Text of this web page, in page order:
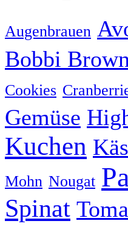
Augenbrauen
Bobbi Brown
Cookies
Gemüse
Kuchen
Mohn Nougat
Spinat